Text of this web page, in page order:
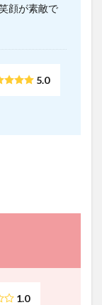
顔が素敵で
5.0
1.0